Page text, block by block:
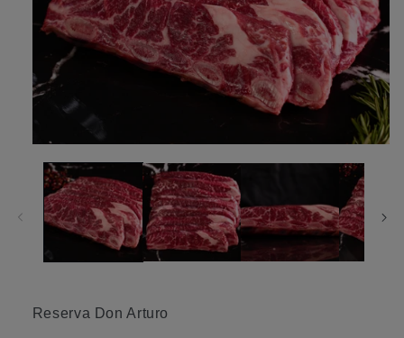
elemento
multimedia
una
ventana
Reserva Don Arturo